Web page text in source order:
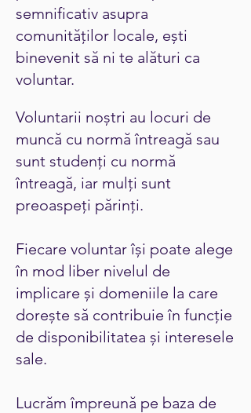
semnificativ asupra
comunităților locale, ești
binevenit să ni te alături ca
voluntar.
Voluntarii noștri au locuri de
muncă cu normă întreagă sau
sunt studenți cu normă
întreagă, iar mulți sunt
preoaspeți părinți.
Fiecare voluntar își poate alege
în mod liber nivelul de
implicare și domeniile la care
dorește să contribuie în funcție
de disponibilitatea și interesele
sale.
Lucrăm împreună pe baza de